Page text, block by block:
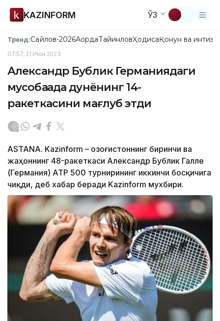
KAZINFORM ЎЗ
Тренд:Сайлов-2026АқордаТайинловҲодисаҚонун ва
07:57, 21 Июн 2023
Александр Бублик Германиядаги
мусобақада дунёнинг 14-
ракеткасини мағлуб этди
ASTANA. Kazinform – Қозоғистоннинг биринчи ва
жаҳоннинг 48-ракеткаси Александр Бублик Галле
(Германия) АТР 500 турнирининг иккинчи босқичига
чиқди, деб хабар беради Kazinform мухбири.